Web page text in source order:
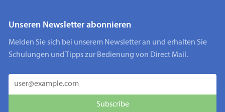
Unseren Newsletter abonnieren
Melden Sie sich bei unserem Newsletter an und erhalten Sie
Schulungen und Tipps zur Bedienung von Direct Mail.